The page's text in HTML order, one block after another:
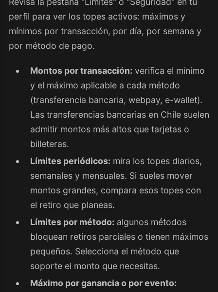
perfil para ver los topes activos: máximos y
mínimos por transacción, por día, por semana y
por método de pago.
Montos por transacción: verifica el mínimo
y el máximo aplicable a cada método
(transferencia bancaria, webpay, e-wallet).
Las transferencias bancarias en Chile suelen
admitir montos más altos que tarjetas o
billeteras.
Límites periódicos: mira los topes diarios,
semanales y mensuales. Si sueles mover
montos grandes, compara esos topes con
el retiro que planeas.
Límites por método: algunos métodos
bloquean retiros parciales o tienen máximos
pequeños. Selecciona el método que
soporte el monto que necesitas.
Máximo por ganancia o por evento: